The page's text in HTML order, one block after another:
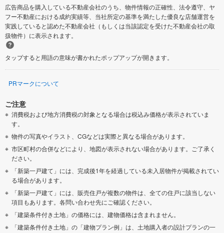
広告商品を購入している不動産会社のうち、物件情報の正確性、法令遵守、ヤ
フー不動産における成約実績等、当社所定の基準を満たした優良な店舗運営を
実践していると認めた不動産会社（もしくは当該認定を受けた不動産会社の取
扱物件）に表示されます。
タップすると用語の意味が書かれたポップアップが開きます。
PRマークについて
ご注意
消費税および地方消費税の対象となる場合は税込み価格が表示されていま
す。
物件の写真やイラスト、CGなどは実際と異なる場合があります。
市区町村の合併などにより、地図が表示されない場合があります。ご了承く
ださい。
「新築一戸建て」には、完成後1年を経過している未入居物件が掲載されてい
る場合があります。
「新築一戸建て」には、販売住戸が複数の物件は、全ての住戸に該当しない
項目もあります。各問い合わせ先にご確認ください。
「建築条件付き土地」の価格には、建物価格は含まれません。
「建築条件付き土地」の「建物プラン例」は、土地購入者の設計プランの一